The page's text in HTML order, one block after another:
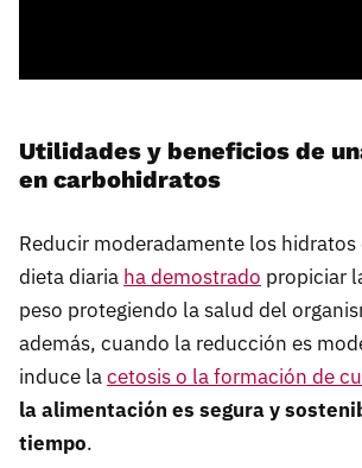
Utilidades y beneficios de
en carbohidratos
Reducir moderadamente los
dieta diaria ha demostrado propiciar
peso protegiendo la salud del
además, cuando la reducción es
induce lacetosis o la formación de
la alimentación es segura y
tiempo.